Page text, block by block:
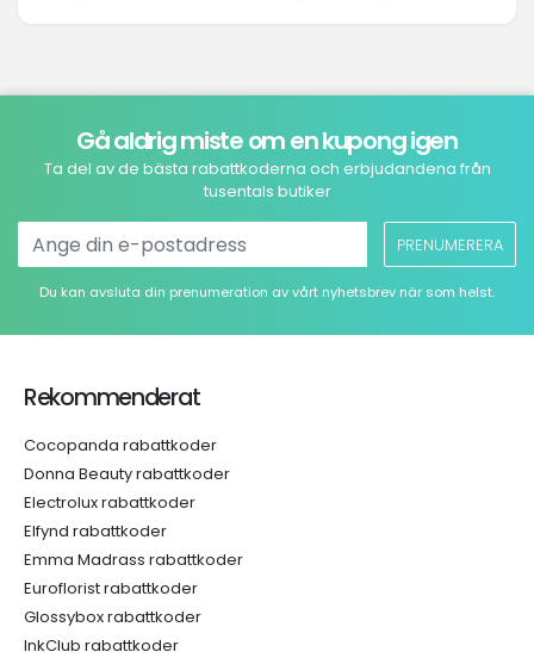
Gå aldrig miste om en kupong igen
Ta del av de bästa rabattkoderna och erbjudandena från
tusentals butiker
PRENUMERERA
Du kan avsluta din prenumeration av vårt nyhetsbrev när som helst.
Rekommenderat
Cocopanda rabattkoder
Donna Beauty rabattkoder
Electrolux rabattkoder
Elfynd rabattkoder
Emma Madrass rabattkoder
Euroflorist rabattkoder
Glossybox rabattkoder
InkClub rabattkoder